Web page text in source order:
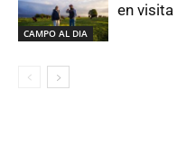
CAMPO AL DIA
en visita